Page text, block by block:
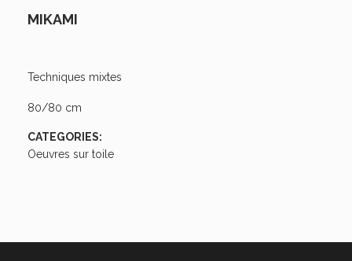
MIKAMI
Techniques mixtes
80/80 cm
CATEGORIES:
Oeuvres sur toile